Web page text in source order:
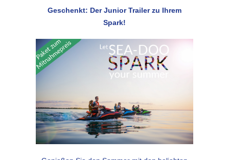
Geschenkt: Der Junior Trailer zu Ihrem
Spark!